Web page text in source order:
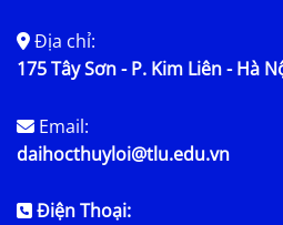
Địa chỉ:
175 Tây Sơn - P. Kim Liên - Hà
Email:
daihocthuyloi@tlu.edu.vn
Điện Thoại: